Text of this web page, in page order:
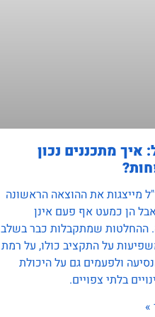
איך מתכננים נכון
מייצגות את ההוצאה הראשונה
הן כמעט אף פעם אינן
ההחלטות שמתקבלות כבר בשלב
על התקציב כולו, על רמת
ולפעמים גם על היכולת
בלתי צפויים.
»